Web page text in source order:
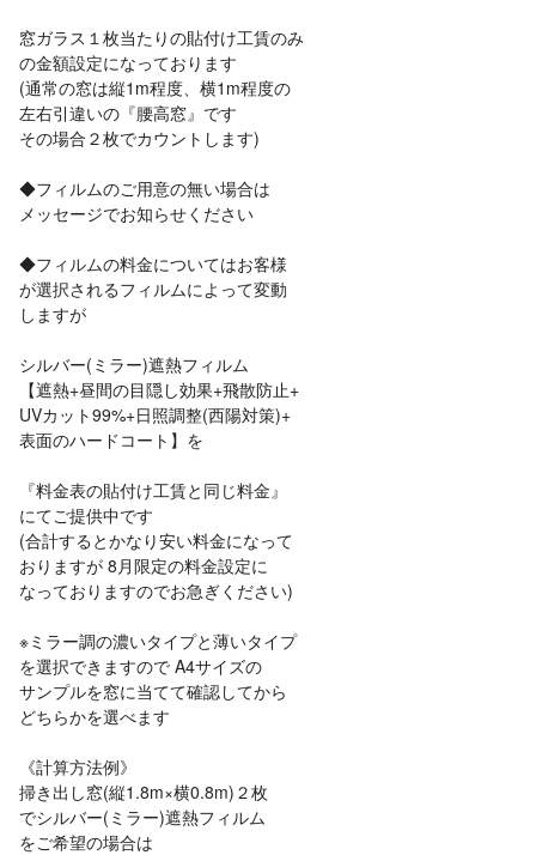
窓ガラス１枚当たりの貼付け工賃のみ
の金額設定になっております
(通常の窓は縦1m程度、横1m程度の
左右引違いの『腰高窓』です
その場合２枚でカウントします)
◆フィルムのご用意の無い場合は
メッセージでお知らせください
◆フィルムの料金についてはお客様
が選択されるフィルムによって変動
しますが
シルバー(ミラー)遮熱フィルム
【遮熱+昼間の目隠し効果+飛散防止+
UVカット99%+日照調整(西陽対策)+
表面のハードコート】を
『料金表の貼付け工賃と同じ料金』
にてご提供中です
(合計するとかなり安い料金になって
おりますが 8月限定の料金設定に
なっておりますのでお急ぎください)
※ミラー調の濃いタイプと薄いタイプ
を選択できますので A4サイズの
サンプルを窓に当てて確認してから
どちらかを選べます
《計算方法例》
掃き出し窓(縦1.8m×横0.8m)２枚
でシルバー(ミラー)遮熱フィルム
をご希望の場合は